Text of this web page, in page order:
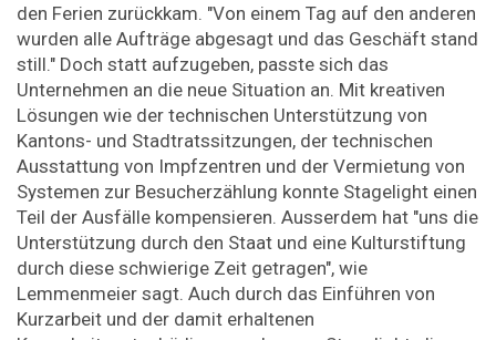
den Ferien zurückkam. "Von einem Tag auf den anderen
wurden alle Aufträge abgesagt und das Geschäft stand
still." Doch statt aufzugeben, passte sich das
Unternehmen an die neue Situation an. Mit kreativen
Lösungen wie der technischen Unterstützung von
Kantons- und Stadtratssitzungen, der technischen
Ausstattung von Impfzentren und der Vermietung von
Systemen zur Besucherzählung konnte Stagelight einen
Teil der Ausfälle kompensieren. Ausserdem hat "uns die
Unterstützung durch den Staat und eine Kulturstiftung
durch diese schwierige Zeit getragen", wie
Lemmenmeier sagt. Auch durch das Einführen von
Kurzarbeit und der damit erhaltenen